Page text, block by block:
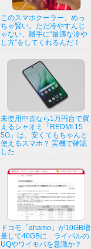
このスマホクーラー、めっ
ちゃ賢い。ただ冷やすんじ
ゃない、勝手に“最適な冷や
し方”をしてくれるんだ！
未使用中古なら1万円台で買
えるシャオミ「REDMI 15
5G」は、安くてもちゃんと
使えるスマホ？ 実機で確認
した
ドコモ「ahamo」が10GB増
量して40GBに ライバルの
UQやワイモバを意識か？